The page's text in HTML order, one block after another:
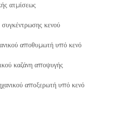
ατμίσεως
κενού
αποθυμωτή υπό κενό
καζάνη αποψυγής
αποξερωτή υπό κενό